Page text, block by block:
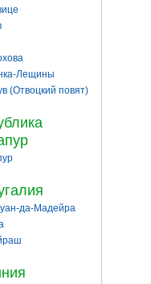
Лещины
(Отвоцкий повят)
да-Мадейра